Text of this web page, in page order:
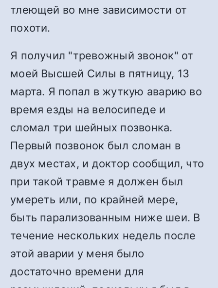
тлеющей во мне зависимости от
похоти.
Я получил "тревожный звонок" от
моей Высшей Силы в пятницу, 13
марта. Я попал в жуткую аварию во
время езды на велосипеде и
сломал три шейных позвонка.
Первый позвонок был сломан в
двух местах, и доктор сообщил, что
при такой травме я должен был
умереть или, по крайней мере,
быть парализованным ниже шеи. В
течение нескольких недель после
этой аварии у меня было
достаточно времени для